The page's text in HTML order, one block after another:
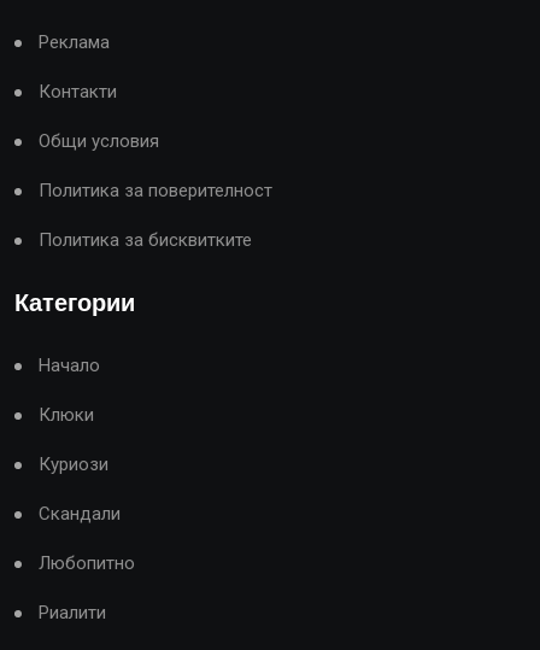
Реклама
Контакти
Общи условия
Политика за поверителност
Политика за бисквитките
Категории
Начало
Клюки
Куриози
Скандали
Любопитно
Риалити